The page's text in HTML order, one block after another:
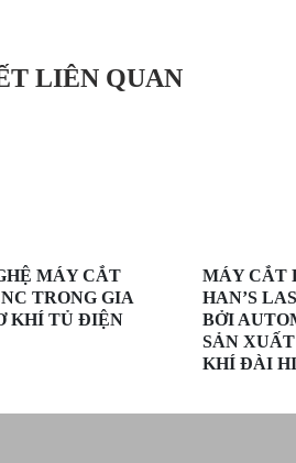
LIÊN QUAN
MÁY CẮT
TRONG GIA
KHÍ TỦ ĐIỆN
MÁY CẮT
HAN’S
BỞI
SẢN
KHÍ ĐÀI